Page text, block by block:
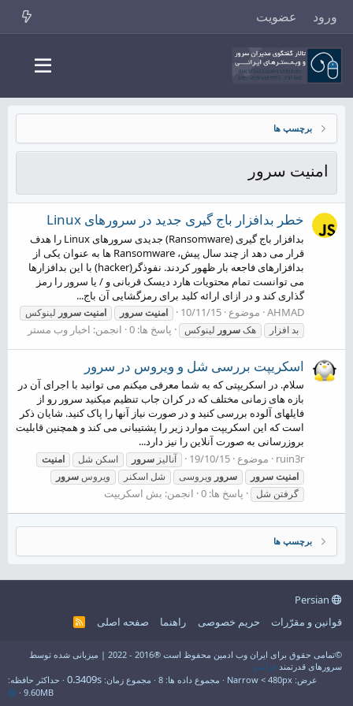
ورود عضویت
برچسپ ها
امنیت سرور
خطر بدافزار باج گیری جدید در سرورهای Linux
بدافزار باج گیری (Ransomware) جدیدی سرورهای Linux را هدف
قرار می دهد از چند سال پیش، Ransomware ها به عنوان یکی از
بدافزارهای فاجعه بار ظهور کردند. نفوذگر(hacker) با این بدافزارها
می توانست تمام محتویات هارد دیسک قربانی و / یا سرور را رمز
گذاری کند و در ازای ارائه کلید برای رمزگشایی آن باج...
AHMAD موضوع 10/11/15 امنیتسرور امنیتسرور لینوکس
بد افزار
هکسرور لینوکس پاسخ ها: 0 انجمن: اخبار وب مستر
اسکریپت بررسی شل و ویروس در سرور
سلام. در اسکریپتی که به شما معرفی میکنم می توانید با اجرای آن در
بازه های زمانی مختلف که در کران جاب تنظیم میکنید سرور رو از
فایلهای آلوده بررسی کنید و در صورت نیاز آنها را پاک کنید. شایان ذکر
است که این اسکریپت موارد زیر را پشتیبانی می کند و همچنین قابلیت
بروزرسانی به صورت آنلاین را نیز دارد...
ruin3r
موضوع 19/10/15 آنالیز سرور اسکن شل
امنیت
امنیتسرور سرور ویروسی شل اسکنر ویروس سرور
گرفتن شل
پاسخ ها: 0 انجمن: بش اسکریپت
برچسپ ها
قوانین و مقرّرات
حریم خصوصی راهنما صفحه اصلی
R
©تمامی حقوق برای ایران وب ادمین محفوظ است ®2016 - 2022 | میزبانی شده توسط
سرورهای قدرتمند فراسو
عرض
مجموع داده ها 8 مجموع زمان 0.3409s
حداکثر حافظه
9.60MB